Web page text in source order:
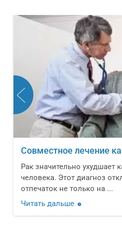
Совместное лечение кардиологических
Рак значительно ухудшает
человека. Этот диагноз
отпечаток не только на ...
Читать дальше